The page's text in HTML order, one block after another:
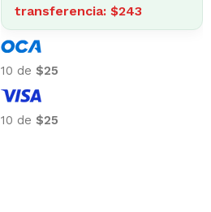
transferencia: $243
10 de $25
10 de $25